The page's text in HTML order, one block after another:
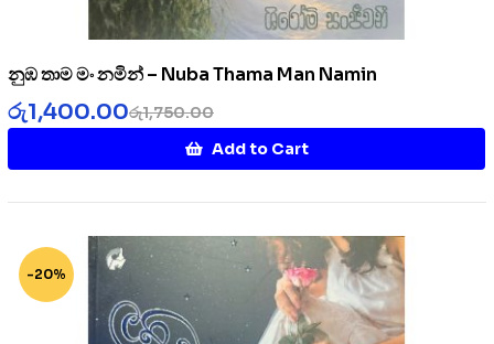
නුඹ තාම මං නමින් – Nuba Thama Man Namin
රු1,750.00
රු1,400.00
Add to Cart
-20%